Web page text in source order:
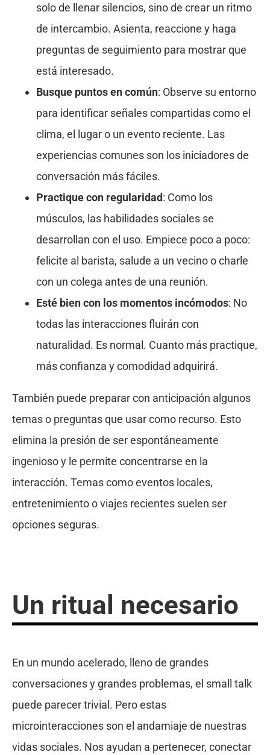
solo de llenar silencios, sino de crear un ritmo
de intercambio. Asienta, reaccione y haga
preguntas de seguimiento para mostrar que
está interesado.
Busque puntos en común: Observe su entorno
para identificar señales compartidas como el
clima, el lugar o un evento reciente. Las
experiencias comunes son los iniciadores de
conversación más fáciles.
Practique con regularidad: Como los
músculos, las habilidades sociales se
desarrollan con el uso. Empiece poco a poco:
felicite al barista, salude a un vecino o charle
con un colega antes de una reunión.
Esté bien con los momentos incómodos: No
todas las interacciones fluirán con
naturalidad. Es normal. Cuanto más practique,
más confianza y comodidad adquirirá.
También puede preparar con anticipación algunos
temas o preguntas que usar como recurso. Esto
elimina la presión de ser espontáneamente
ingenioso y le permite concentrarse en la
interacción. Temas como eventos locales,
entretenimiento o viajes recientes suelen ser
opciones seguras.
Un ritual necesario
En un mundo acelerado, lleno de grandes
conversaciones y grandes problemas, el small talk
puede parecer trivial. Pero estas
microinteracciones son el andamiaje de nuestras
vidas sociales. Nos ayudan a pertenecer, conectar